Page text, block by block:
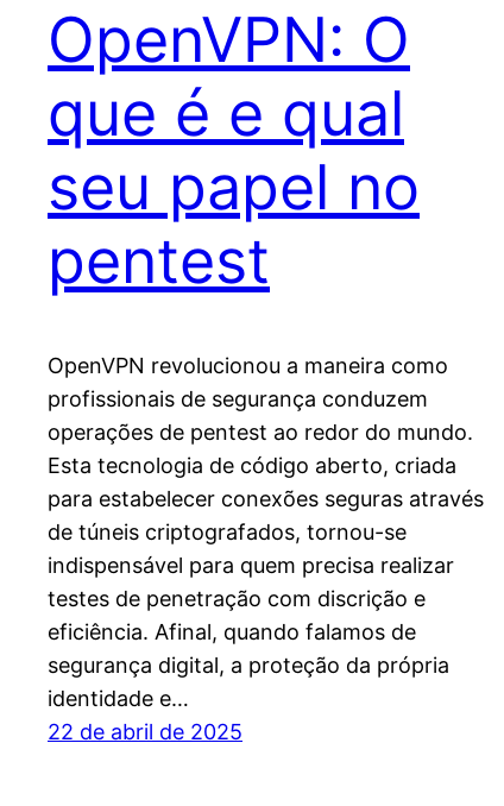
OpenVPN: O
que é e qual
seu papel no
pentest
OpenVPN revolucionou a maneira como
profissionais de segurança conduzem
operações de pentest ao redor do mundo.
Esta tecnologia de código aberto, criada
para estabelecer conexões seguras através
de túneis criptografados, tornou-se
indispensável para quem precisa realizar
testes de penetração com discrição e
eficiência. Afinal, quando falamos de
segurança digital, a proteção da própria
identidade e…
22 de abril de 2025